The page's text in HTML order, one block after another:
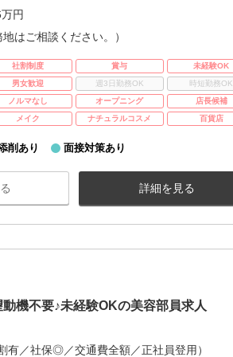
円
はご相談ください。）
社割制度 賞与
未経験OK
男女歓迎 週3日勤務OK
時短勤務OK
ノルマなし オープニング
店長候補
メイク ナチュラルコスメ 百貨店
削あり 面接対策あり
詳細を見る
機不要♪未経験OKの美容部員求人
有／社保◎／交通費全額／正社員登用）